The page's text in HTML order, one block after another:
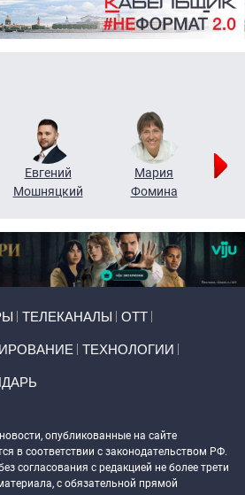
Евгений
Мошняцкий
Мария
Фомина
ТЕЛЕКАНАЛЫ ОТТ
ТЕХНОЛОГИИ
опубликованные на сайте
в соответствии с законодательством РФ.
согласования с редакцией не более трети
с обязательной прямой